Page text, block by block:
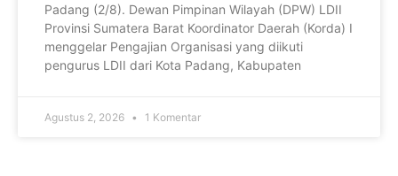
Padang (2/8). Dewan Pimpinan Wilayah (DPW) LDII
Provinsi Sumatera Barat Koordinator Daerah (Korda) I
menggelar Pengajian Organisasi yang diikuti
pengurus LDII dari Kota Padang, Kabupaten
Agustus 2, 2026 1 Komentar